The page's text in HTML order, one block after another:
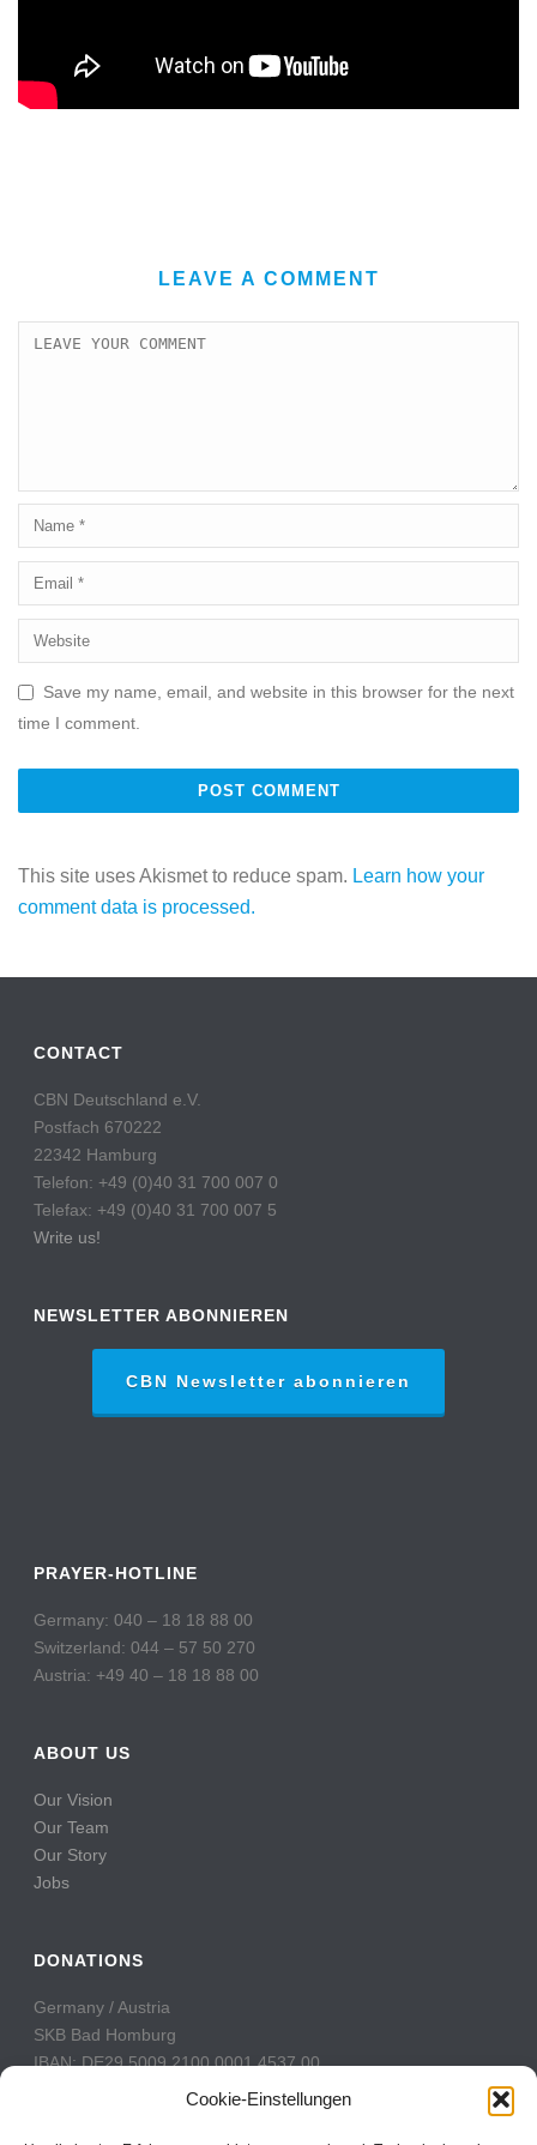
Cookie-Einstellungen
LEAVE A COMMENT
Save my name, email, and website in this browser for the next
time I comment.
This site uses Akismet to reduce spam. Learn how your
comment data is processed.
CONTACT
CBN Deutschland e.V.
Postfach 670222
22342 Hamburg
Telefon: +49 (0)40 31 700 007 0
Telefax: +49 (0)40 31 700 007 5
Write us!
NEWSLETTER ABONNIEREN
CBN Newsletter abonnieren
PRAYER-HOTLINE
Germany: 040 – 18 18 88 00
Switzerland: 044 – 57 50 270
Austria: +49 40 – 18 18 88 00
ABOUT US
Our Vision
Our Team
Our Story
Jobs
DONATIONS
Germany / Austria
SKB Bad Homburg
IBAN: DE29 5009 2100 0001 4537 00
BIC: GENODE51BH2
Switzerland